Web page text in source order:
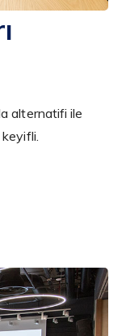
alternatifi ile